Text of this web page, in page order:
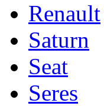
Renault
Saturn
Seat
Seres